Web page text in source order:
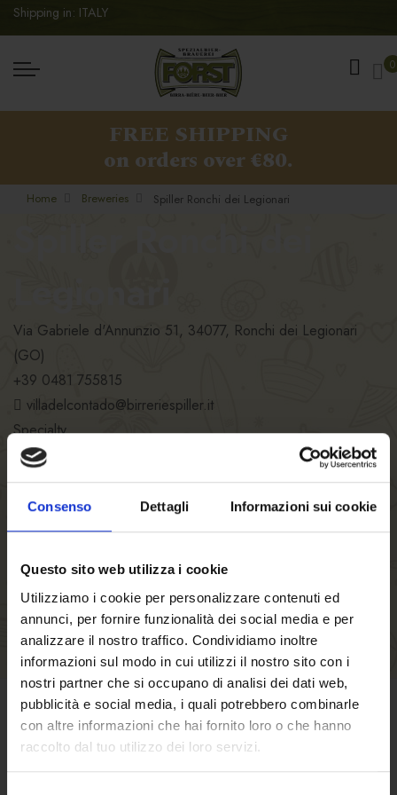
Consenso Dettagli Informazioni sui cookie
Questo sito web utilizza i cookie
Utilizziamo i cookie per personalizzare contenuti ed
annunci, per fornire funzionalità dei social media e per
analizzare il nostro traffico. Condividiamo inoltre
informazioni sul modo in cui utilizzi il nostro sito con i
nostri partner che si occupano di analisi dei dati web,
pubblicità e social media, i quali potrebbero combinarle
con altre informazioni che hai fornito loro o che hanno
raccolto dal tuo utilizzo dei loro servizi.
Shipping in: ITALY
0
FREE SHIPPING
on orders over €80.
Home Breweries Spiller Ronchi dei Legionari
Via Gabriele d'Annunzio 51, 34077, Ronchi dei Legionari
(GO)
+39 0481 755815
villadelcontado@birreriespiller.it
Specialty
Spiller Ronchi dei Legionari
Kitchen hours
TERMS OF SALE